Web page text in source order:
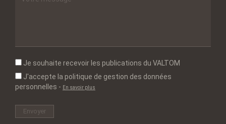
Je souhaite recevoir les publications du VALTOM
J'accepte la politique de gestion des données
personnelles - En savoir plus